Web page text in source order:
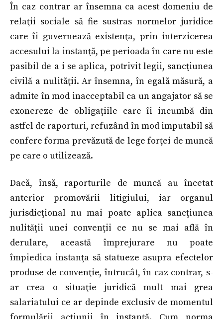
În caz contrar ar însemna ca acest domeniu de
relaţii sociale să fie sustras normelor juridice
care îi guvernează existenţa, prin interzicerea
accesului la instanţă, pe perioada în care nu este
pasibil de a i se aplica, potrivit legii, sancţiunea
civilă a nulităţii. Ar însemna, în egală măsură, a
admite în mod inacceptabil ca un angajator să se
exonereze de obligaţiile care îi incumbă din
astfel de raporturi, refuzând în mod imputabil să
confere forma prevăzută de lege forţei de muncă
pe care o utilizează.
Dacă, însă, raporturile de muncă au încetat
anterior promovării litigiului, iar organul
jurisdicţional nu mai poate aplica sancţiunea
nulităţii unei convenţii ce nu se mai află în
derulare, această împrejurare nu poate
împiedica instanţa să statueze asupra efectelor
produse de convenţie, întrucât, în caz contrar, s-
ar crea o situaţie juridică mult mai grea
salariatului ce ar depinde exclusiv de momentul